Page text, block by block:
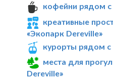
кофейни рядом с
креативные
«Экопарк Dereville»
курорты рядом с
места для
Dereville»